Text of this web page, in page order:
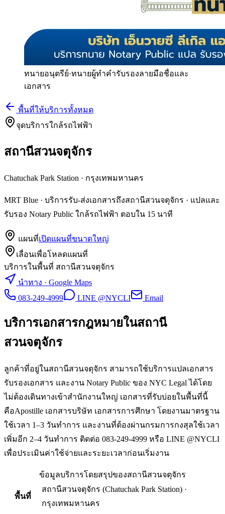
ทนายอนุตรีย์·ทนายผู้ทำคำรับรองลายมือชื่อและ
เอกสาร
พื้นที่ให้บริการทั้งหมด
จุดบริการใกล้รถไฟฟ้า
สถานีสวนจตุจักร
Chatuchak Park Station · กรุงเทพมหานคร
MRT Blue · บริการรับ-ส่งเอกสารถึงสถานีสวนจตุจักร · แปลและ
รับรอง Notary Public ใกล้รถไฟฟ้า ตอบใน 15 นาที
แผนที่เปิดแผนที่ขนาดใหญ่
เลื่อนเพื่อโหลดแผนที่
บริการในพื้นที่ สถานีสวนจตุจักร
นำทาง · Google Maps
083-249-4999
LINE @NYCLI Email
บริการเอกสารกฎหมายในสถานี
สวนจตุจักร
ลูกค้าที่อยู่ในสถานีสวนจตุจักร สามารถใช้บริการแปลเอกสาร
รับรองเอกสาร และงาน Notary Public ของ NYC Legal ได้โดย
ไม่ต้องเดินทางเข้าสำนักงานใหญ่ เอกสารที่รับบ่อยในพื้นที่นี้
คือApostille เอกสารบริษัท เอกสารการศึกษา โดยงานมาตรฐาน
ใช้เวลา 1–3 วันทำการ และงานที่ต้องผ่านกรมการกงสุลใช้เวลา
เพิ่มอีก 2–4 วันทำการ ติดต่อ 083-249-4999 หรือ LINE @NYCLI
เพื่อประเมินค่าใช้จ่ายและระยะเวลาก่อนเริ่มงาน
ข้อมูลบริการโดยสรุปของสถานีสวนจตุจักร
พื้นที่
สถานีสวนจตุจักร (Chatuchak Park Station) ·
กรุงเทพมหานคร